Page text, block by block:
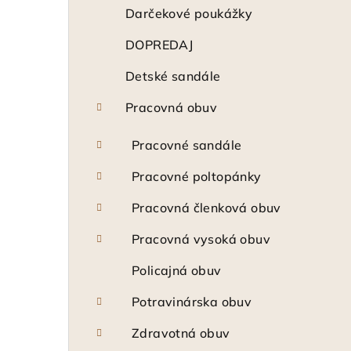
Darčekové poukážky
DOPREDAJ
Detské sandále
Pracovná obuv
Pracovné sandále
Pracovné poltopánky
Pracovná členková obuv
Pracovná vysoká obuv
Policajná obuv
Potravinárska obuv
Zdravotná obuv